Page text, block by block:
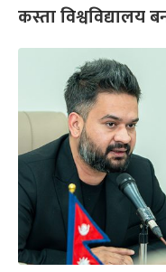
कस्ता विश्वविद्यालय